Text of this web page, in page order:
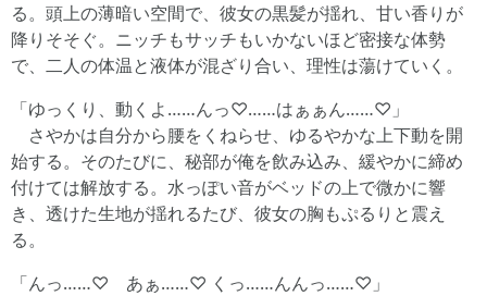
る。頭上の薄暗い空間で、彼女の黒髪が揺れ、甘い香りが
降りそそぐ。ニッチもサッチもいかないほど密接な体勢
で、二人の体温と液体が混ざり合い、理性は蕩けていく。
「ゆっくり、動くよ……んっ♡……はぁぁん……♡」
さやかは自分から腰をくねらせ、ゆるやかな上下動を開
始する。そのたびに、秘部が俺を飲み込み、緩やかに締め
付けては解放する。水っぽい音がベッドの上で微かに響
き、透けた生地が揺れるたび、彼女の胸もぷるりと震え
る。
「んっ……♡ あぁ……♡ くっ……んんっ……♡」